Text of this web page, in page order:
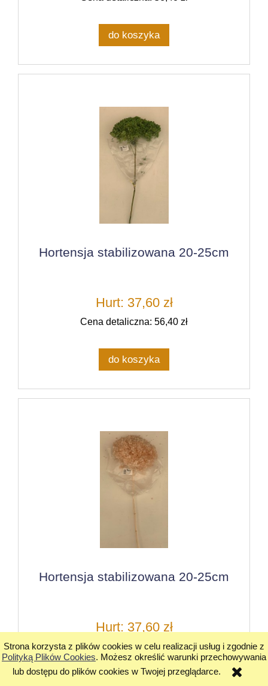
Strona korzysta z plików cookies w celu realizacji usług i zgodnie z
Polityką Plików Cookies. Możesz określić warunki przechowywania
lub dostępu do plików cookies w Twojej przeglądarce.
do koszyka
Hortensja stabilizowana 20-25cm
Hurt: 37,60 zł
Cena detaliczna: 56,40 zł
do koszyka
Hortensja stabilizowana 20-25cm
Hurt: 37,60 zł
Cena detaliczna: 56,40 zł